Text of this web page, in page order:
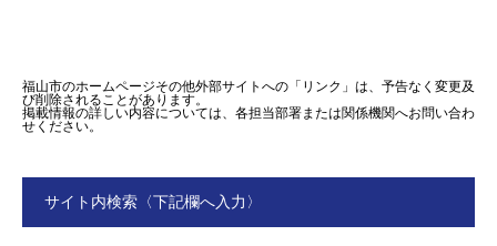
福山市のホームページその他外部サイトへの「リンク」は、予告なく変更及
び削除されることがあります。
掲載情報の詳しい内容については、各担当部署または関係機関へお問い合わ
せください。
サイト内検索〈下記欄へ入力〉